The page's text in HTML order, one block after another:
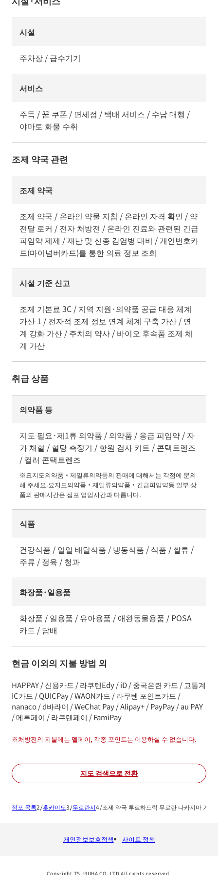
시설
주차장 / 급수기기
서비스
주득 / 꿈 쿠폰 / 면세점 / 택배 서비스 / 수납 대행 /
야마토 화물 수취
조제 약국 관련
조제 약국
조제 약국 / 온라인 약물 지침 / 온라인 자격 확인 / 약
전달 로커 / 전자 처방전 / 온라인 진료와 관련된 긴급
피임약 제제 / 재난 및 신종 감염병 대비 / 개인번호카
드(마이넘버카드)를 통한 의료 정보 조회
시설 기준 신고
조제 기본료 3C / 지역 지원·의약품 공급 대응 체계
가산 1 / 전자적 조제 정보 연계 체계 구축 가산 / 연
계 강화 가산 / 주치의 약사 / 바이오 후속품 조제 체
계 가산
취급 상품
의약품 등
지도 필요·제1류 의약품 / 의약품 / 응급 피임약 / 자
가 채혈 / 혈당 측정기 / 항원 검사 키트 / 콘택트렌즈
/ 컬러 콘택트렌즈
※요지도의약품・제일류의약품의 판매에 대해서는 각점에 문의
해 주세요.요지도의약품・제일류의약품・긴급피임약등 일부 상
품의 판매시간은 점포 영업시간과 다릅니다.
식품
건강식품 / 일일 배달식품 / 냉동식품 / 식품 / 쌀류 /
주류 / 정육 / 청과
화장품·일용품
화장품 / 일용품 / 유아용품 / 애완동물용품 / POSA
카드 / 담배
현금 이외의 지불 방법 외
HAPPAY / 신용카드 / 라쿠텐Edy / iD / 중국은련 카드 / 교통계
IC카드 / QUICPay / WAON카드 / 라쿠텐 포인트카드 /
nanaco / d바라이 / WeChat Pay / Alipay+ / PayPay / au PAY
/ 메루페이 / 라쿠텐페이 / FamiPay
※처방전의 지불에는 멜페이, 각종 포인트는 이용하실 수 없습니다.
지도 검색으로 전환
점포 목록 홋카이도 무로란시 조제 약국 투르하드럭 무로란 나카지마 기타
개인정보보호정책 사이트 정책
Copyright TSURUHA CO.,LTD All rights reserved.